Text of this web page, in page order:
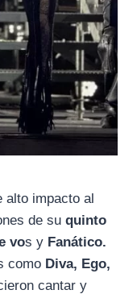
alto impacto al
de su quinto
vos y Fanático.
como Diva, Ego,
cantar y